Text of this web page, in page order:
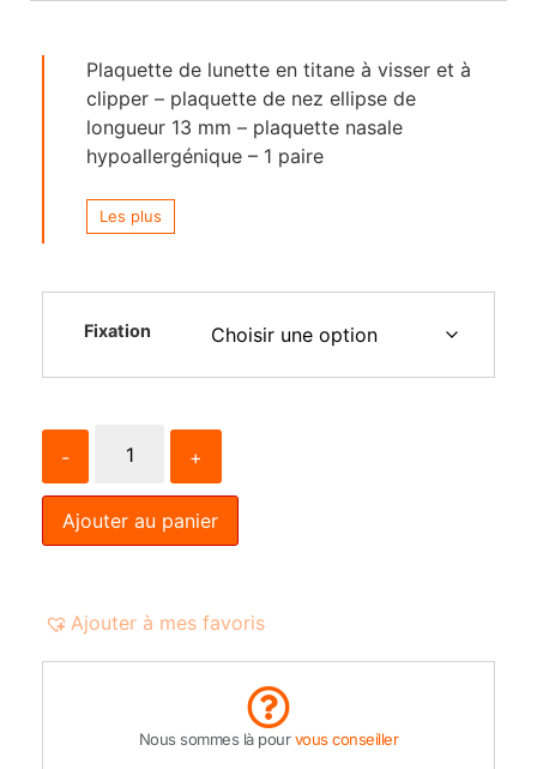
Plaquette de lunette en titane à visser et à
clipper – plaquette de nez ellipse de
longueur 13 mm – plaquette nasale
hypoallergénique – 1 paire
Les plus
Fixation
- +
Ajouter au panier
Ajouter à mes favoris
Nous sommes là pourvous conseiller